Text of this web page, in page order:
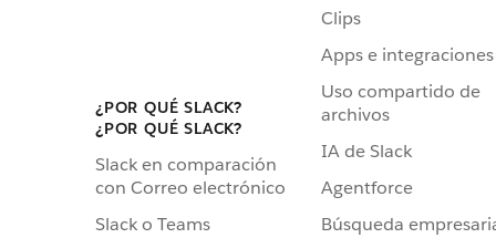
¿POR QUÉ SLACK?
¿POR QUÉ SLACK?
Slack en comparación
con Correo electrónico
Slack o Teams
Clips
Apps e integraciones
Uso compartido de
archivos
IA de Slack
Agentforce
Búsqueda